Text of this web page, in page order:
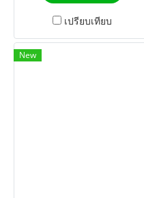
เปรียบเทียบ
New